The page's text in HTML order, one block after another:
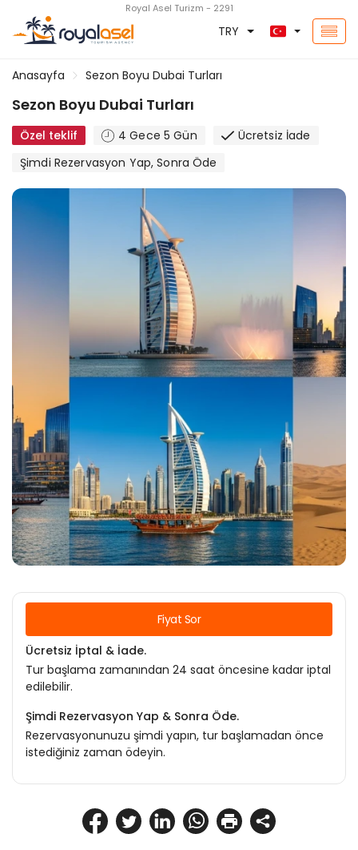
Royal Asel Turizm - 2291
TRY
Anasayfa Sezon Boyu Dubai Turları
Sezon Boyu Dubai Turları
Özel teklif 4 Gece 5 Gün
Ücretsiz İade
Şimdi Rezervasyon Yap, Sonra Öde
Fiyat Sor
Ücretsiz İptal & İade.
Tur başlama zamanından 24 saat öncesine kadar iptal
edilebilir.
Şimdi Rezervasyon Yap & Sonra Öde.
Rezervasyonunuzu şimdi yapın, tur başlamadan önce
istediğiniz zaman ödeyin.